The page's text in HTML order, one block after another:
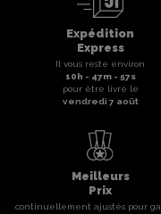
Expédition
Express
Il vous reste environ
10h - 47m - 56s
pour être livré le
vendredi 7 août
Meilleurs
Prix
continuellement ajustés pour